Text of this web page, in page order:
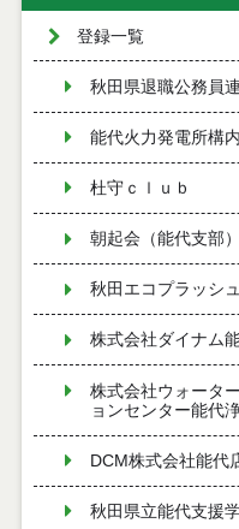
登録一覧
秋田県退職公務
能代火力発電所構
杜守ｃｌｕｂ
朝起会（能代支部）
秋田エコプラッシ
株式会社ダイナム
株式会社ウォータ
ョンセンター能代
DCM株式会社能代
秋田県立能代支援